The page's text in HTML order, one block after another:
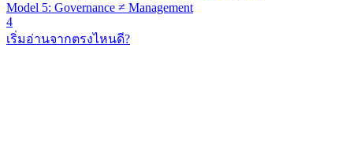
Model 5: Governance ≠ Management
4
เริ่มอ่านจากตรงไหนดี?